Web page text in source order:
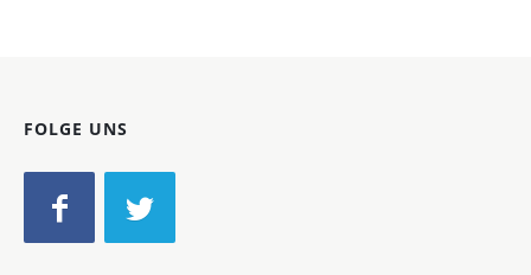
FOLGE UNS